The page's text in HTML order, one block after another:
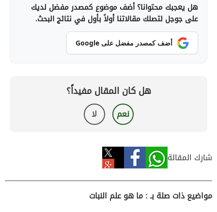
هل يعجبك محتوانا؟ أضف موضوع كمصدر مفضل لديك
على جوجل لتصلك مقالاتنا أولاً بأول في نتائج البحث.
أضف كمصدر مفضل على Google
هل كان المقال مفيداً؟
نعم لا
شارك المقالة
مواضيع ذات صلة بـ : ما هو علم النبات